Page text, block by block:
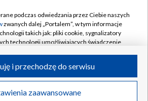
Kontakt
Kanały
Polska S.A. w likwidacji
podczas odwiedzania przez Ciebie naszych
zwanych dalej „Portalem”, w tym informacje
takich jak: pliki cookie, sygnalizatory
technologii umożliwiających świadczenie
podczas odwiedzania przez Ciebie
na Portalu, takie jak adresy IP, identyfikatory
zaawansowane
i przechodzę do serwisu